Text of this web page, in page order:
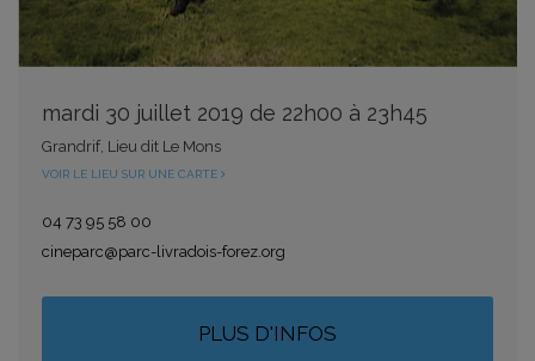
mardi 30 juillet 2019 de 22h00 à 23h45
Grandrif, Lieu dit Le Mons
VOIR LE LIEU SUR UNE CARTE
04 73 95 58 00
cineparc@parc-livradois-forez.org
PLUS D'INFOS